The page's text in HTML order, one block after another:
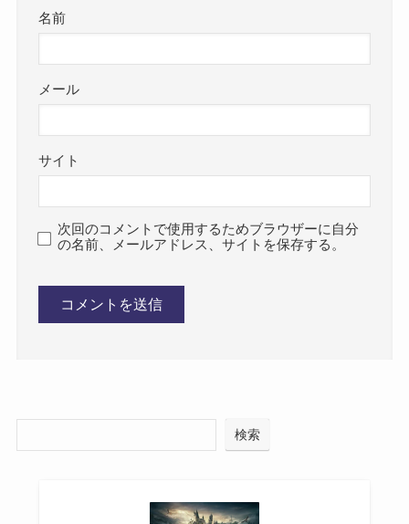
名前
メール
サイト
次回のコメントで使用するためブラウザーに自分
の名前、メールアドレス、サイトを保存する。
検索